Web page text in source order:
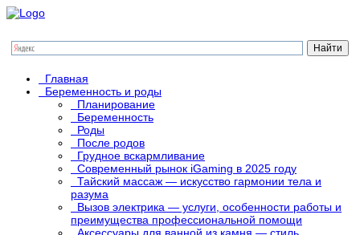
Главная
Беременность и роды
Планирование
Беременность
Роды
После родов
Грудное вскармливание
Современный рынок iGaming в 2025 году
Тайский массаж — искусство гармонии тела и
разума
Вызов электрика — услуги, особенности работы и
преимущества профессиональной помощи